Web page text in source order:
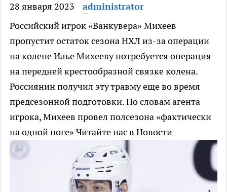
28 января 2023
administrator
Российский игрок «Ванкувера» Михеев
пропустит остаток сезона НХЛ из-за операции
на коленеИлье Михееву потребуется операция
на передней крестообразной связке колена.
Россиянин получил эту травму еще во время
предсезонной подготовки. По словам агента
игрока, Михеев провел полсезона «фактически
на одной ноге» Читайте нас в Новости